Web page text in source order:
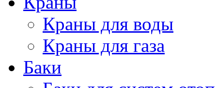
Краны для воды
Краны для газа
Баки